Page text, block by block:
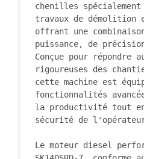
chenilles
travaux de démolition
offrant une
puissance, de
Conçue pour répondre
rigoureuses des
cette machine est
fonctionnalités
la productivité tout
sécurité de
Le moteur diesel